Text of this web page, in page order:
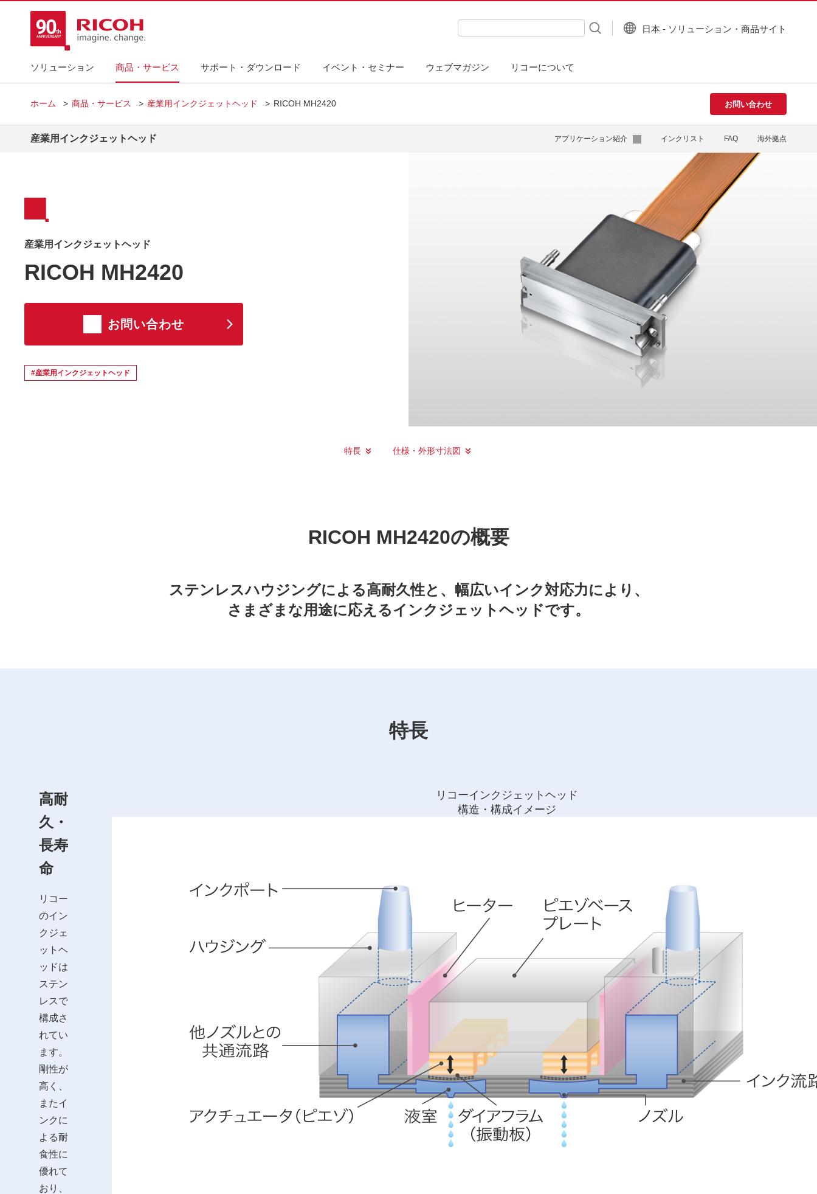
ソリューション 商品・サービス サポート・ダウンロード イベント・セミナー ウェブマガジン リコーについて
検索キーワード入力
日本 - ソリューション・商品サイト
ホーム 商品・サービス 産業用インクジェットヘッド RICOH MH2420 お問い合わせ
産業用インクジェットヘッド アプリケーション紹介 インクリスト FAQ 海外拠点
産業用インクジェットヘッド
RICOH MH2420
お問い合わせ
#産業用インクジェットヘッド
特長 仕様・外形寸法図
RICOH MH2420の概要
ステンレスハウジングによる高耐久性と、幅広いインク対応力により、
さまざまな用途に応えるインクジェットヘッドです。
特長
高耐
久・
長寿
命
リコー
のイン
クジェ
ットヘ
ッドは
ステン
レスで
構成さ
れてい
ます。
剛性が
高く、
またイ
ンクに
よる耐
食性に
優れて
おり、
リコーインクジェットヘッド
構造・構成イメージ